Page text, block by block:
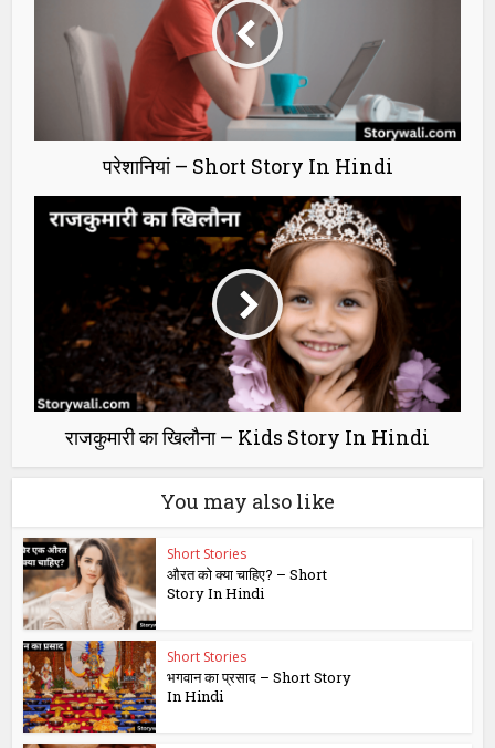
परेशानियां – Short Story In Hindi
राजकुमारी का खिलौना – Kids Story In Hindi
You may also like
Short Stories
औरत को क्या चाहिए? – Short
Story In Hindi
Short Stories
भगवान का प्रसाद – Short Story
In Hindi